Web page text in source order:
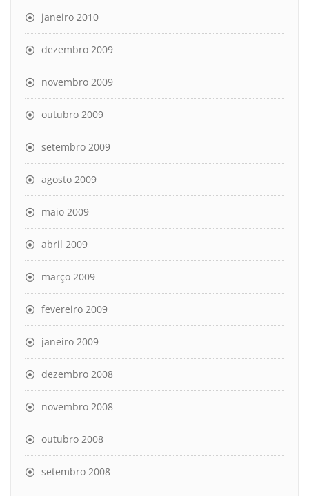
janeiro 2010
dezembro 2009
novembro 2009
outubro 2009
setembro 2009
agosto 2009
maio 2009
abril 2009
março 2009
fevereiro 2009
janeiro 2009
dezembro 2008
novembro 2008
outubro 2008
setembro 2008